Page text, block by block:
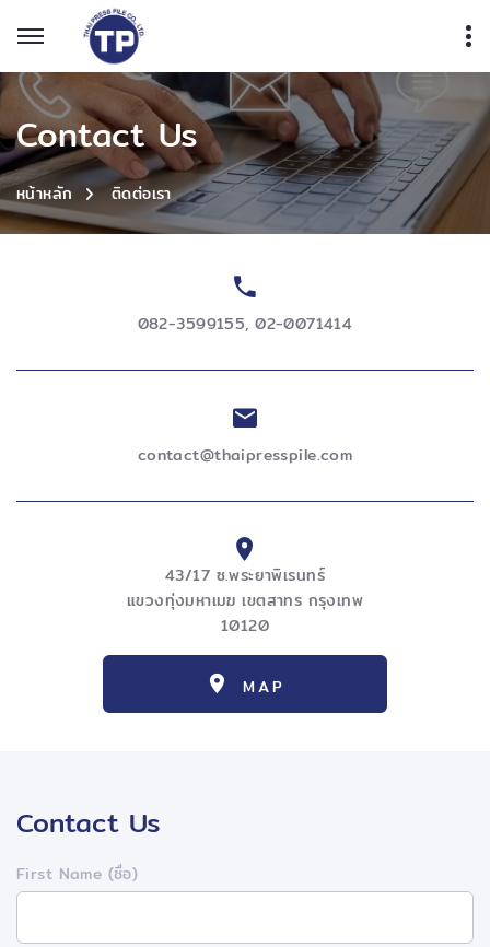
Contact Us
หน้าหลัก ติดต่อเรา
082-3599155,02-0071414
contact@thaipresspile.com
43/17 ซ.พระยาพิเรนทร์
แขวงทุ่งมหาเมฆ เขตสาทร กรุงเทพ
10120
MAP
Contact Us
First Name (ชื่อ)